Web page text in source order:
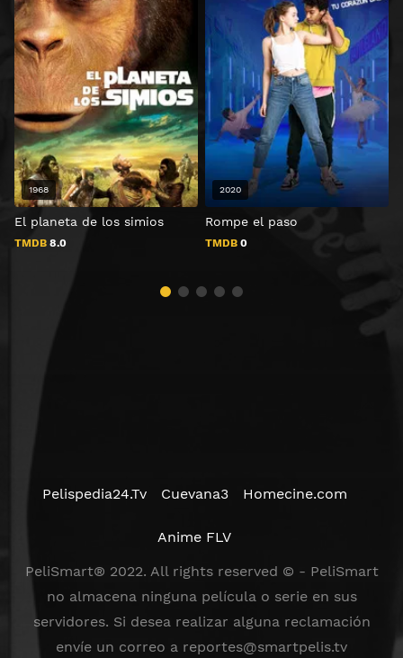
El planeta de los simios
TMDB 8.0
1968
Rompe el paso
TMDB 0
2020
Pelispedia24.Tv Cuevana3 Homecine.com
Anime FLV
PeliSmart® 2022. All rights reserved © - PeliSmart
no almacena ninguna película o serie en sus
servidores. Si desea realizar alguna reclamación
envíe un correo a reportes@smartpelis.tv